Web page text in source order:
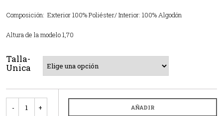
Composición: Exterior 100% Poliéster/ Interior: 100% Algodón
Altura de la modelo 1,70
Talla-
Unica
AÑADIR